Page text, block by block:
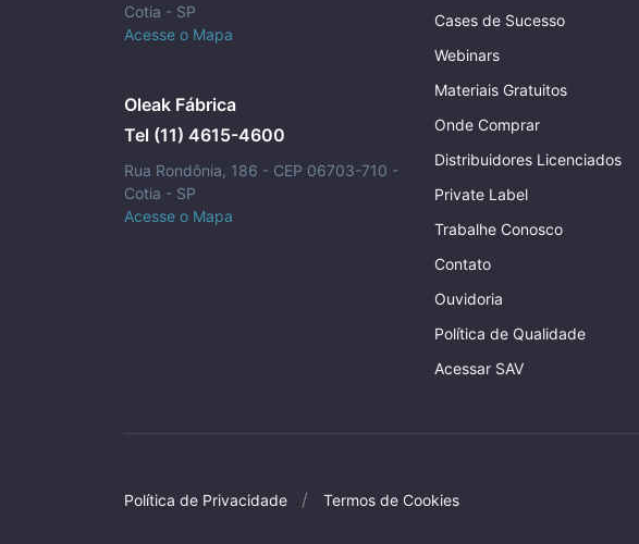
Cotia - SP
Acesse o Mapa
Oleak Fábrica
Tel (11) 4615-4600
Rua Rondônia, 186 - CEP 06703-710 -
Cotia - SP
Acesse o Mapa
Cases de Sucesso
Webinars
Materiais Gratuitos
Onde Comprar
Distribuidores Licenciados
Private Label
Trabalhe Conosco
Contato
Ouvidoria
Política de Qualidade
Acessar SAV
Política de Privacidade Termos de Cookies